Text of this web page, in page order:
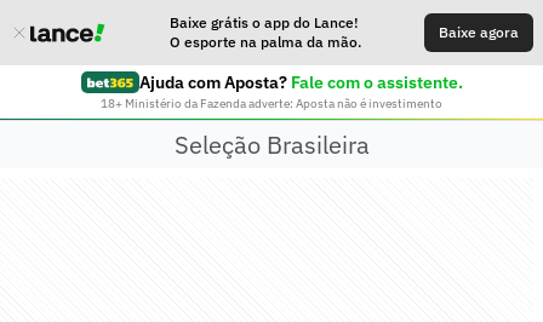
Baixe grátis o app do Lance!
O esporte na palma da mão.
Baixe agora
Ajuda com Aposta? Fale com o assistente.
18+ Ministério da Fazenda adverte: Aposta não é investimento
Seleção Brasileira